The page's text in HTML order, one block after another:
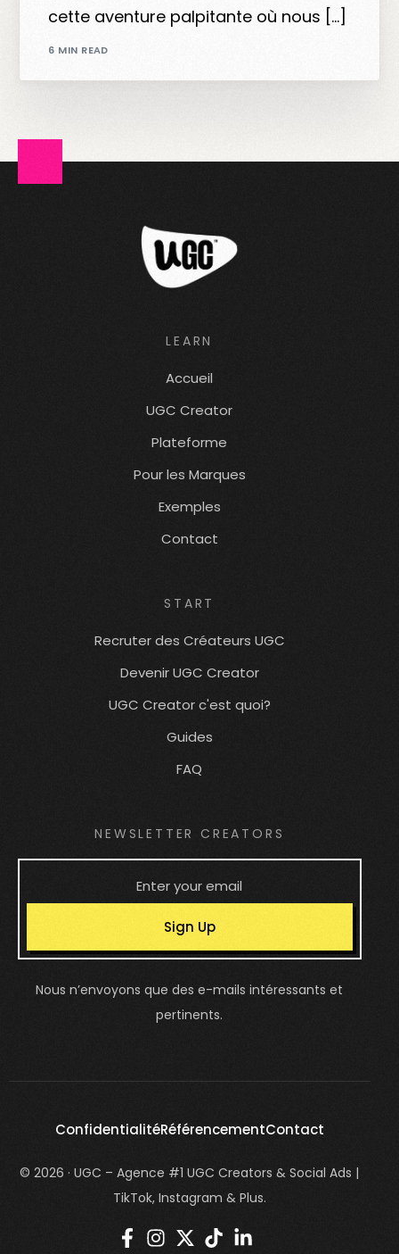
cette aventure palpitante où nous […]
6 MIN READ
LEARN
Accueil
UGC Creator
Plateforme
Pour les Marques
Exemples
Contact
START
Recruter des Créateurs UGC
Devenir UGC Creator
UGC Creator c'est quoi?
Guides
FAQ
NEWSLETTER CREATORS
Sign Up
Nous n’envoyons que des e-mails intéressants et
pertinents.
ConfidentialitéRéférencementContact
© 2026 · UGC – Agence #1 UGC Creators & Social Ads |
TikTok, Instagram & Plus.
login